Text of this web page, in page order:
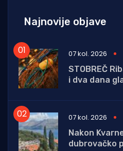
Najnovije objave
07 kol. 2026
STOBREČ
i dva dana
07 kol. 2026
Nakon
dubrovačko